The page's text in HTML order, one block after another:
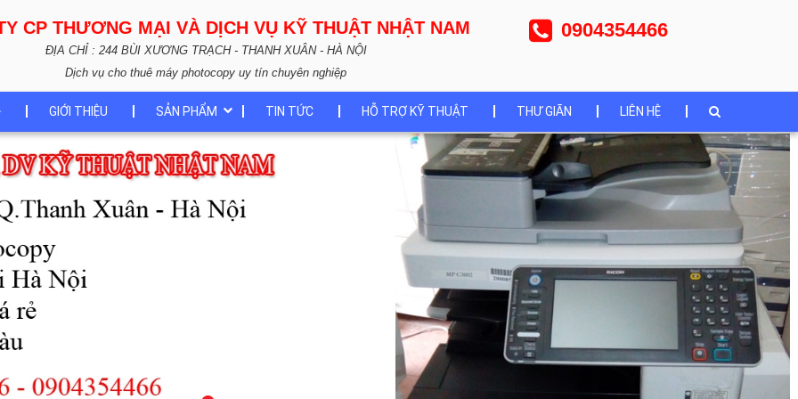
CP THƯƠNG MẠI VÀ DỊCH VỤ KỸ THUẬT NHẬT NAM
ĐỊA CHỈ : 244 BÙI XƯƠNG TRẠCH - THANH XUÂN - HÀ NỘI
Dịch vụ cho thuê máy photocopy uy tín chuyên nghiệp
0904354466
GIỚI THIỆU SẢN PHẨM TIN TỨC HỖ TRỢ KỸ THUẬT THƯ GIÃN LIÊN HỆ